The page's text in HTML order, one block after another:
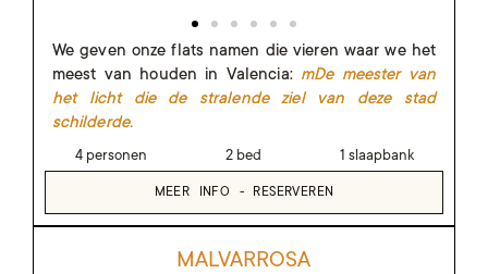
We geven onze flats namen die vieren waar we het
meest van houden in Valencia: mDe meester van
het licht die de stralende ziel van deze stad
schilderde.
4 personen 2 bed 1 slaapbank
MEER INFO - RESERVEREN
MALVARROSA